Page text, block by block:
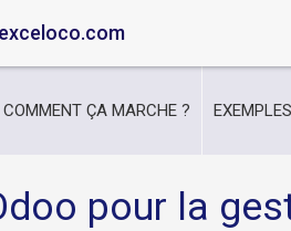
COMMENT ÇA MARCHE ? EXEMPLES
pour la